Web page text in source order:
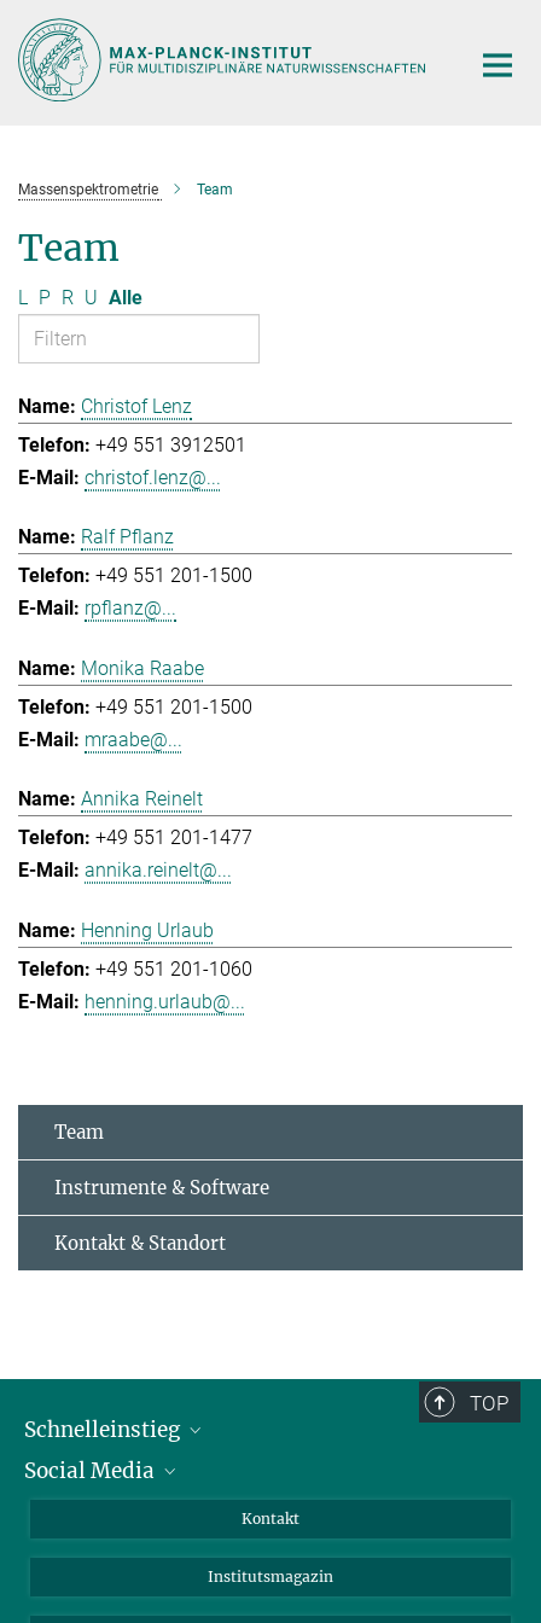
Hauptinhalt
Massenspektrometrie Team
Team
L P R U Alle
Christof Lenz
+49 551 3912501
christof.lenz@...
Ralf Pflanz
+49 551 201-1500
rpflanz@...
Monika Raabe
+49 551 201-1500
mraabe@...
Annika Reinelt
+49 551 201-1477
annika.reinelt@...
Henning Urlaub
+49 551 201-1060
henning.urlaub@...
Team
Instrumente & Software
Kontakt & Standort
TOP
Schnelleinstieg
Alumni
Social Media
Facebook
Kontakt
Institutsmagazin